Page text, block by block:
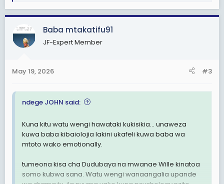
a
t
i
s
Baba mtakatifu91
JF-Expert Member
May 19, 2026 #3
ndege JOHN said:
Kuna kitu watu wengi hawataki kukisikia… unaweza
kuwa baba kibaiolojia lakini ukafeli kuwa baba wa
mtoto wako emotionally.
tumeona kisa cha Dudubaya na mwanae Wille kinatoa
somo kubwa sana. Watu wengi wanaangalia upande